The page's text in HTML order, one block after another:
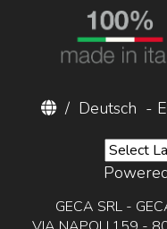
/ Deutsch -
GECA SRL -